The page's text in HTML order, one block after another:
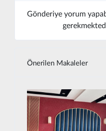
Gönderiye yorum
Önerilen Makaleler